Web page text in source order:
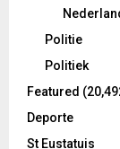
Politie
Politiek
Featured
Deporte
St Eustatuis